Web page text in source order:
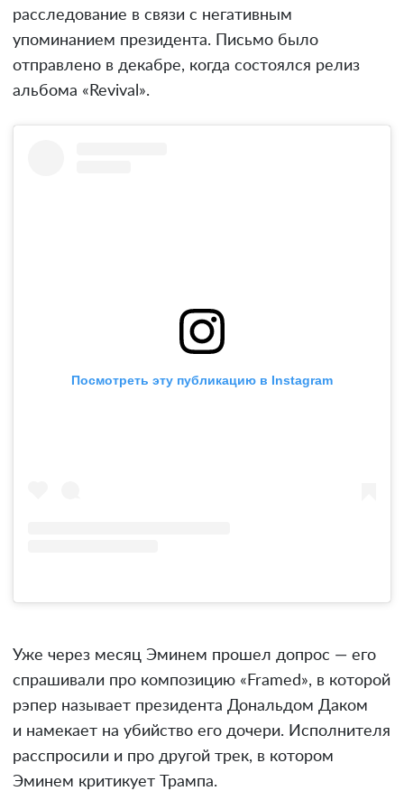
расследование в связи с негативным
упоминанием президента. Письмо было
отправлено в декабре, когда состоялся релиз
альбома «Revival».
Посмотреть эту публикацию в Instagram
Уже через месяц Эминем прошел допрос — его
спрашивали про композицию «Framed», в которой
рэпер называет президента Дональдом Даком
и намекает на убийство его дочери. Исполнителя
расспросили и про другой трек, в котором
Эминем критикует Трампа.